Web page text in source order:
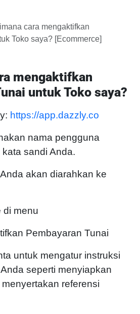
cara mengaktifkan
Toko saya? [Ecommerce]
mengaktifkan
untuk Toko saya?
https://app.dazzly.co
nama pengguna
sandi Anda.
akan diarahkan ke
di menu
Pembayaran Tunai
untuk mengatur instruksi
seperti menyiapkan
referensi